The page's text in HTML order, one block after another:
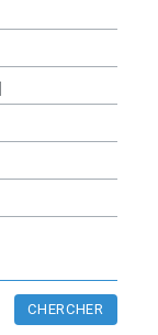
CHERCHER